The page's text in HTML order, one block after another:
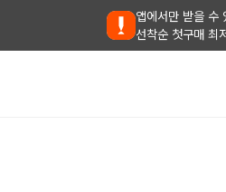
앱에서만 받을 수
선착순 첫구매 최